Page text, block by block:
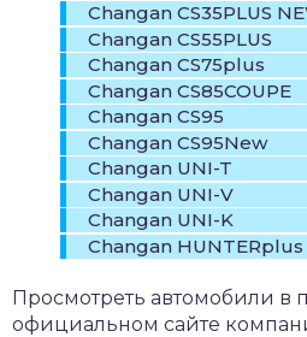
Changan CS35PLUS
Changan CS55PLUS
Changan CS75plus
Changan CS85COUPE
Changan CS95
Changan CS95New
Changan UNI-T
Changan UNI-V
Changan UNI-K
Changan HUNTERplus
Просмотреть автомобили в
официальном сайте